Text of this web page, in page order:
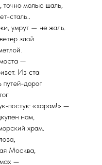
точно молью шаль,
сталь..
умрут — не жаль.
злой
—
Из ста
путей-дорог
постук: «харам!» —
нам,
храм.
Москва,
—